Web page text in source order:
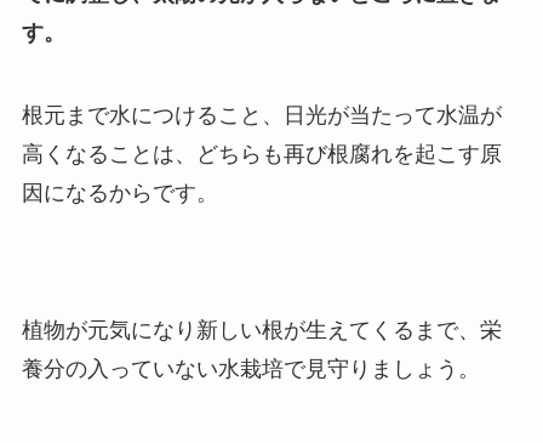
す。
根元まで水につけること、日光が当たって水温が
高くなることは、どちらも再び根腐れを起こす原
因になるからです。
植物が元気になり新しい根が生えてくるまで、栄
養分の入っていない水栽培で見守りましょう。